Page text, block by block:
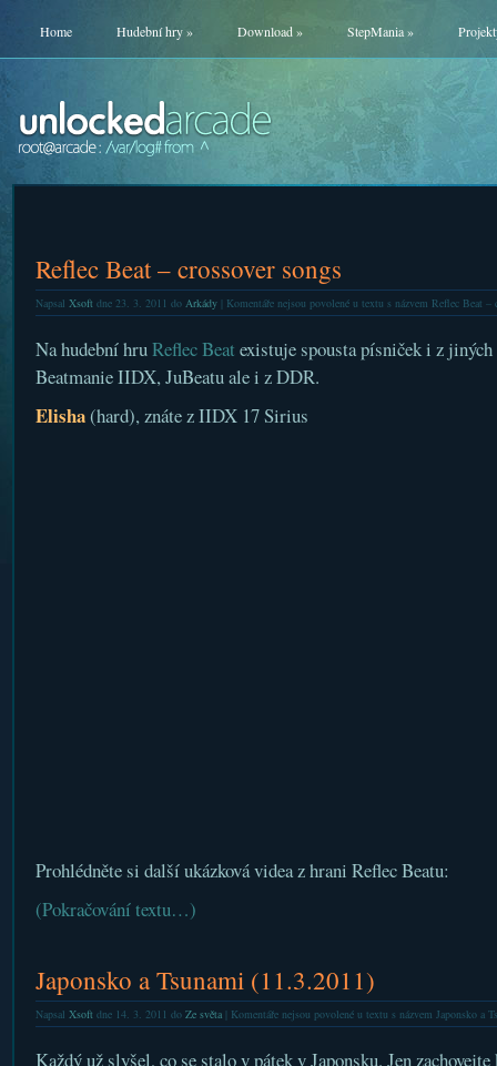
Home Hudební hry» Download» StepMania»
Reflec Beat – crossover songs
Napsal Xsoftdne 23. 3. 2011 do Arkády| Komentáře nejsou povolenéu textu s názvem Reflec Beat –
Na hudební hruReflec Beat existuje spousta písniček i z jiných
Beatmanie IIDX, JuBeatu ale i z DDR.
Elisha(hard), znáte z IIDX 17 Sirius
Prohlédněte si další ukázková videa z hrani Reflec Beatu:
(Pokračování textu…)
Japonsko a Tsunami (11.3.2011)
Napsal Xsoftdne 14. 3. 2011 do Ze světa| Komentáře nejsou povolenéu textu s názvem Japonsko a
Každý už slyšel, co se stalo v pátek v Japonsku. Jen